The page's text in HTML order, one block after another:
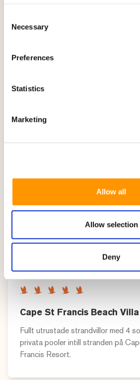
Selection
Necessary
Preferences
Statistics
Marketing
Allow all
Allow selection
Deny
Cape St Francis Club
Cape St Francis Beach Villa
Fullt utrustade strandvillor med 4
privata pooler intill stranden på
Francis Resort.